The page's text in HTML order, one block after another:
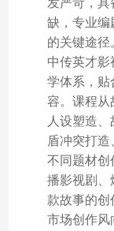
发严苛，
缺，专业编
的关键途径
中传英才影
学体系，贴
容。课程从
人设塑造
盾冲突打造
不同题材创
播影视剧、
款故事的创
市场创作风